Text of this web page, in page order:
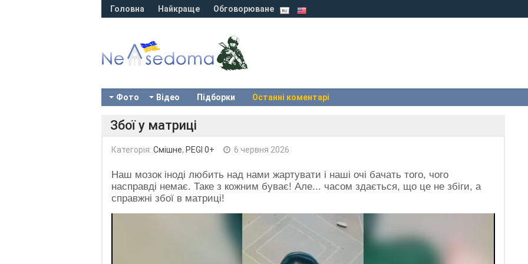
Головна Найкраще Обговорюване
Фото Відео Підборки Останні коментарі
Збої у матриці
Категорія: Смішне, PEGI 0+ 6 червня 2026
Наш мозок іноді любить над нами жартувати і наші очі бачать того, чого
насправді немає. Таке з кожним буває! Але... часом здається, що це не збіги, а
справжні збої в матриці!